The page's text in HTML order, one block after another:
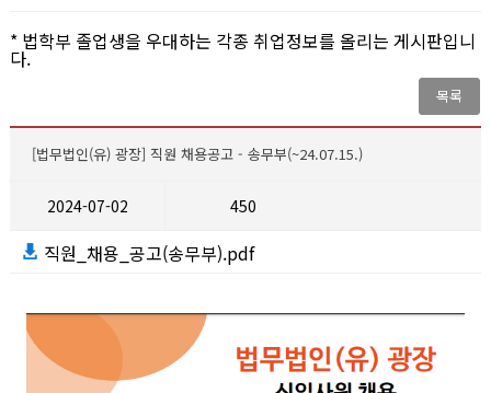
* 법학부 졸업생을 우대하는 각종 취업정보를 올리는 게시판입니
다.
목록
[법무법인(유) 광장] 직원 채용공고 - 송무부(~24.07.15.)
2024-07-02 450
직원_채용_공고(송무부).pdf